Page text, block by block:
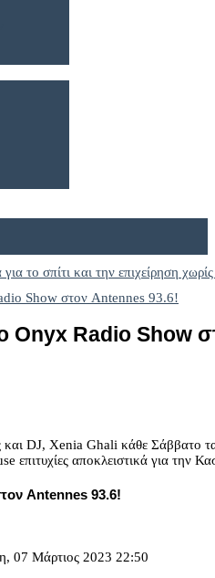
το σπίτι και την επιχείρηση
Onyx Radio Show
DJ, Xenia Ghali κάθε Σάββατο τα
επιτυχίες αποκλειστικά για την
Antennes 93.6!
07 Μάρτιος 2023 22:50